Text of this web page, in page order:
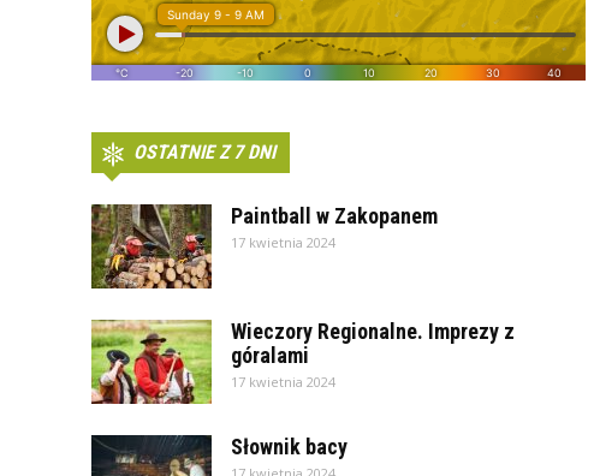
OSTATNIE Z 7 DNI
Paintball w Zakopanem
17 kwietnia 2024
Wieczory Regionalne. Imprezy z
góralami
17 kwietnia 2024
Słownik bacy